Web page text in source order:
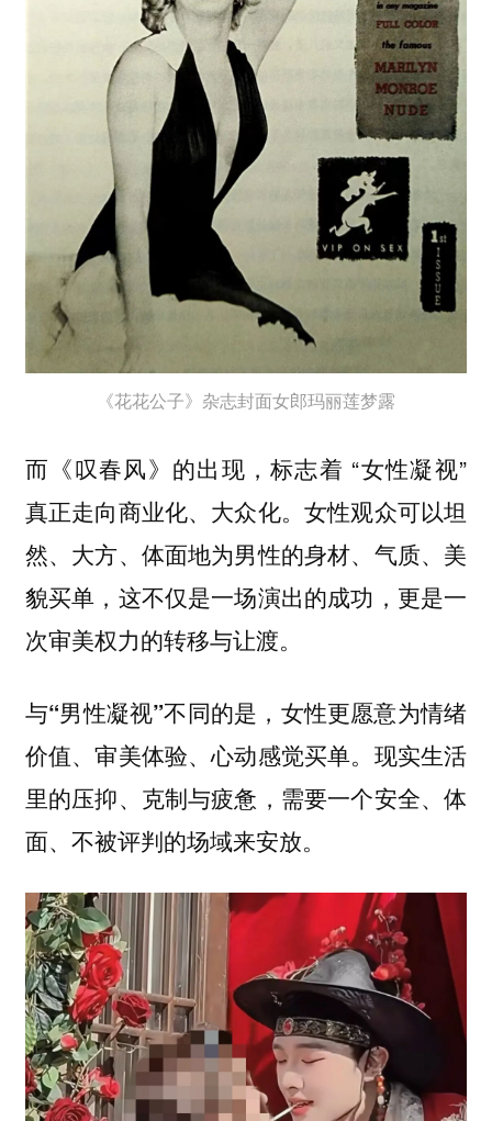
《花花公子》杂志封面女郎玛丽莲梦露
而《叹春风》的出现，标志着 “女性凝视”
真正走向商业化、大众化。女性观众可以坦
然、大方、体面地为男性的身材、气质、美
貌买单，这不仅是一场演出的成功，更是一
次审美权力的转移与让渡。
与“男性凝视”不同的是，女性更愿意为情绪
价值、审美体验、心动感觉买单。现实生活
里的压抑、克制与疲惫，需要一个安全、体
面、不被评判的场域来安放。